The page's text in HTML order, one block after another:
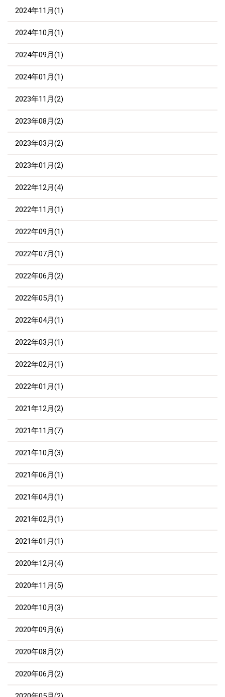
2024年11月(1)
2024年10月(1)
2024年09月(1)
2024年01月(1)
2023年11月(2)
2023年08月(2)
2023年03月(2)
2023年01月(2)
2022年12月(4)
2022年11月(1)
2022年09月(1)
2022年07月(1)
2022年06月(2)
2022年05月(1)
2022年04月(1)
2022年03月(1)
2022年02月(1)
2022年01月(1)
2021年12月(2)
2021年11月(7)
2021年10月(3)
2021年06月(1)
2021年04月(1)
2021年02月(1)
2021年01月(1)
2020年12月(4)
2020年11月(5)
2020年10月(3)
2020年09月(6)
2020年08月(2)
2020年06月(2)